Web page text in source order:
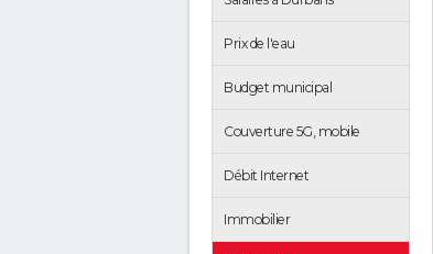
Prix de l'eau
Budget municipal
Couverture 5G, mobile
Débit Internet
Immobilier